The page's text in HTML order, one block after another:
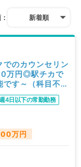
新着順
でのカウンセリン
万円◎駅チカで
す～（科目不問
4日以下の常勤勤務
万円